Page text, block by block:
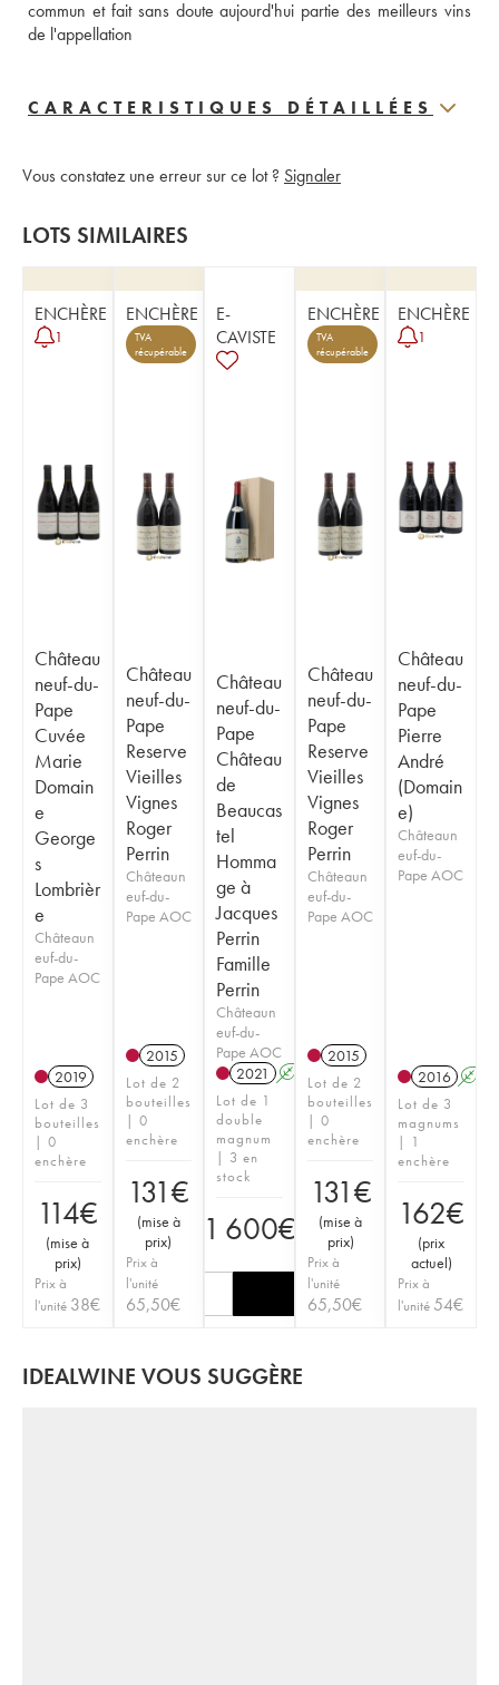
commun et fait sans doute aujourd'hui partie des meilleurs vins
de l'appellation
CARACTERISTIQUES DÉTAILLÉES
Vous constatez une erreur sur ce lot ? Signaler
LOTS SIMILAIRES
ENCHÈRE
1
Château
neuf-du-
Pape
Cuvée
Marie
Domain
e
George
s
Lombrièr
e
Châteaun
euf-du-
Pape AOC
2019
Lot de 3
bouteilles
| 0
enchère
114€
(mise à
prix)
Prix à
l'unité 38€
ENCHÈRE
TVA
récupérable
Château
neuf-du-
Pape
Reserve
Vieilles
Vignes
Roger
Perrin
Châteaun
euf-du-
Pape AOC
2015
Lot de 2
bouteilles
| 0
enchère
131€
(mise à
prix)
Prix à
l'unité
65,50€
E-
CAVISTE
Château
neuf-du-
Pape
Château
de
Beaucas
tel
Homma
ge à
Jacques
Perrin
Famille
Perrin
Châteaun
euf-du-
Pape AOC
2021
A T
Lot de 1
double
magnum
| 3 en
stock
1 600€
ENCHÈRE
TVA
récupérable
Château
neuf-du-
Pape
Reserve
Vieilles
Vignes
Roger
Perrin
Châteaun
euf-du-
Pape AOC
2015
Lot de 2
bouteilles
| 0
enchère
131€
(mise à
prix)
Prix à
l'unité
65,50€
ENCHÈRE
1
Château
neuf-du-
Pape
Pierre
André
(Domain
e)
Châteaun
euf-du-
Pape AOC
2016 A
Lot de 3
magnums
| 1
enchère
162€
(prix
actuel)
Prix à
l'unité 54€
IDEALWINE VOUS SUGGÈRE